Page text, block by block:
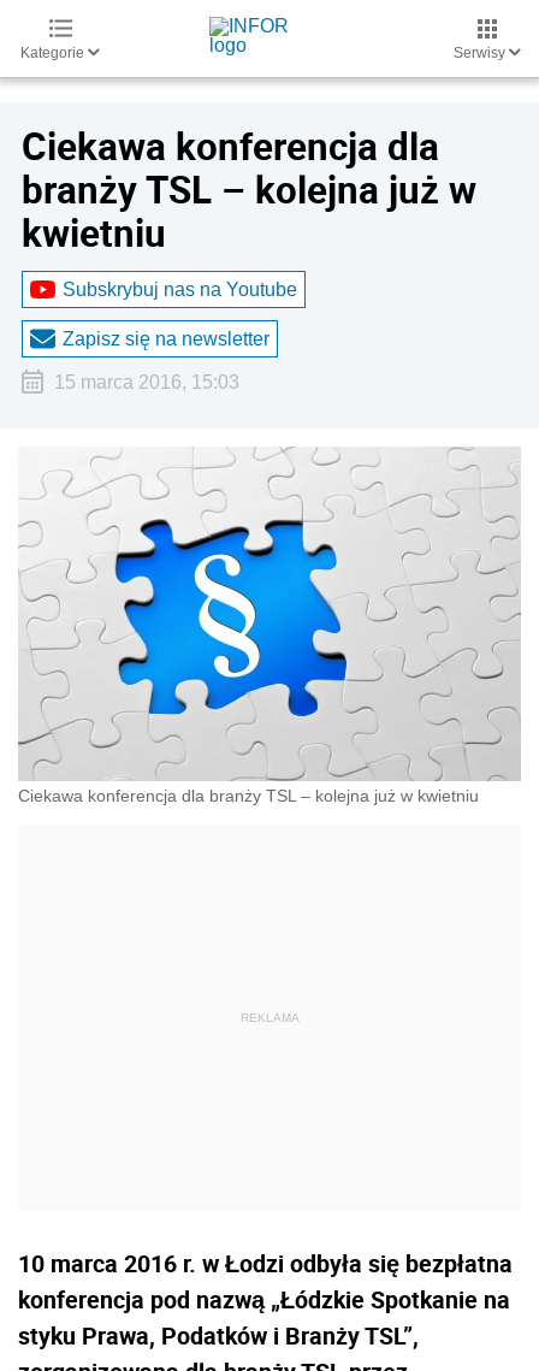
Kategorie Serwisy
Ciekawa konferencja dla
branży TSL – kolejna już w
kwietniu
Subskrybuj nas na Youtube
Zapisz się na newsletter
15 marca 2016, 15:03
Ciekawa konferencja dla branży TSL – kolejna już w kwietniu
10 marca 2016 r. w Łodzi odbyła się bezpłatna
konferencja pod nazwą „Łódzkie Spotkanie na
styku Prawa, Podatków i Branży TSL”,